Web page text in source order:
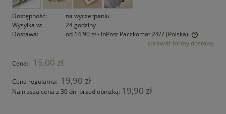
Dostępność:
na wyczerpaniu
Wysyłka w:
24 godziny
Dostawa:
od 14,90 zł- InPost Paczkomat 24/7(Polska)
Cena nie zawiera ewentualnych kosztów płatnościsprawdź formy dostawy
Cena: 15,00 zł
Cena regularna: 19,90 zł
Najniższa cena z 30 dni przed obniżką: 19,90 zł